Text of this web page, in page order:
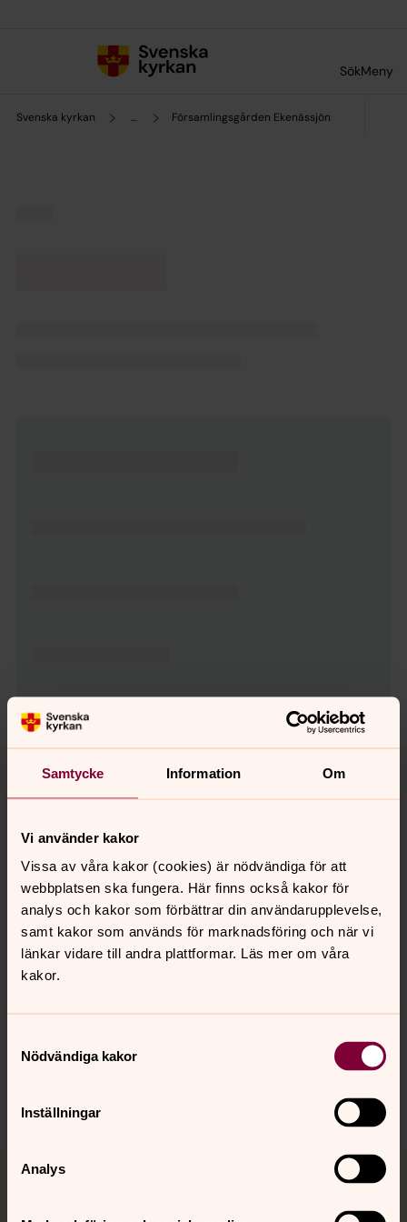
Samtycke Information Om
Vi använder kakor
Vissa av våra kakor (cookies) är nödvändiga för att
webbplatsen ska fungera. Här finns också kakor för
analys och kakor som förbättrar din användarupplevelse,
samt kakor som används för marknadsföring och när vi
länkar vidare till andra plattformar. Läs mer om våra
kakor.
Nödvändiga kakor
Inställningar
Analys
SökMeny
Svenska kyrkan ... Församlingsgården Ekenässjön
Tillbaka till toppen
Tillbaka till innehållet
Kontakt
Kalender
Hitta snabbt
Sociala kanaler